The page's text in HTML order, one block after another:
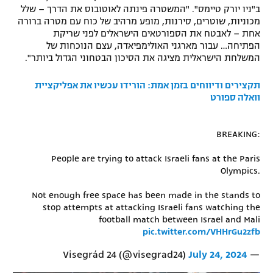
רשיון להקרנה פומבית לבית עסק
הצטרפות לחבילת הערוצים
תגיות
המגזין
ב"ניו יורק טיימס". "המשטרה פינתה לאוטובוס את הדרך – שלל
מכוניות, שוטרים, סירנות, מופע מרהיב של כוח עם מטרה ברורה
אחת – לאבטח את הספורטאים הישראלים לפני שריקת
הפתיחה… עבור מארגני האולימפיאדה, עצם הנוכחות של
המשלחת הישראלית מציגה את הסיכון הבטחוני הגדול ביותר".
תקצירים ודיווחים בזמן אמת: הורידו עכשיו את אפליקציית
וואלה ספורט
BREAKING:
People are trying to attack Israeli fans at the Paris
Olympics.
Not enough free space has been made in the stands to
stop attempts at attacking Israeli fans watching the
football match between Israel and Mali
pic.twitter.com/VHHrGu2zfb
— Visegrád 24 (@visegrad24)
July 24, 2024